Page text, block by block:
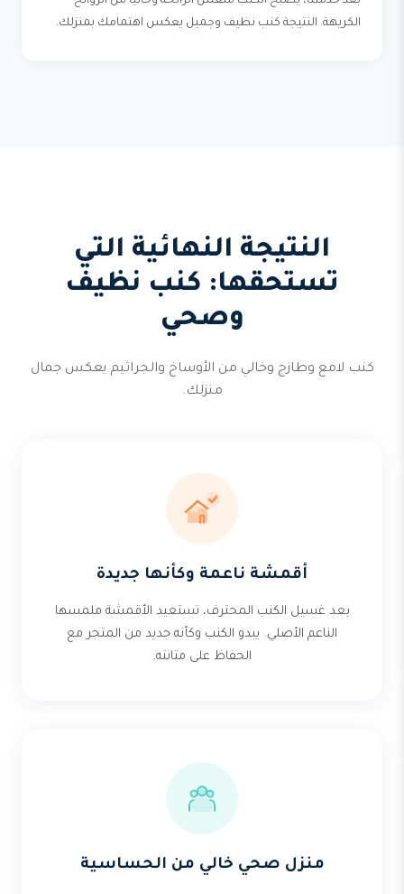
الكريهة. النتيجة كنب نظيف وجميل يعكس اهتمامك بمنزلك.
النتيجة النهائية التي
تستحقها: كنب نظيف
وصحي
كنب لامع وطازج وخالي من الأوساخ والجراثيم يعكس جمال
منزلك.
أقمشة ناعمة وكأنها جديدة
بعد غسيل الكنب المحترف، تستعيد الأقمشة ملمسها
الناعم الأصلي. يبدو الكنب وكأنه جديد من المتجر مع
الحفاظ على متانته.
منزل صحي خالي من الحساسية